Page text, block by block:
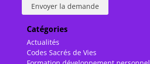
Catégories
Actualités
Codes Sacrés de Vies